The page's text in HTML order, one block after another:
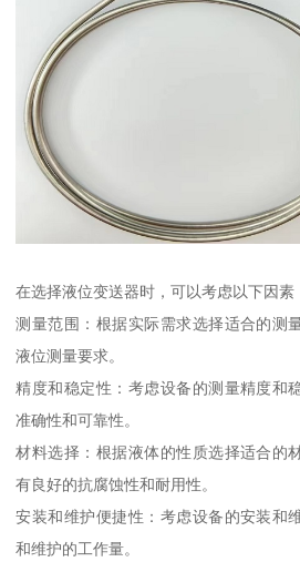
在选择液位变送器时，可以考虑以下因素
测量范围：根据实际需求选择适合的测
液位测量要求。
精度和稳定性：考虑设备的测量精度和
准确性和可靠性。
材料选择：根据液体的性质选择适合的
有良好的抗腐蚀性和耐用性。
安装和维护便捷性：考虑设备的安装和
和维护的工作量。